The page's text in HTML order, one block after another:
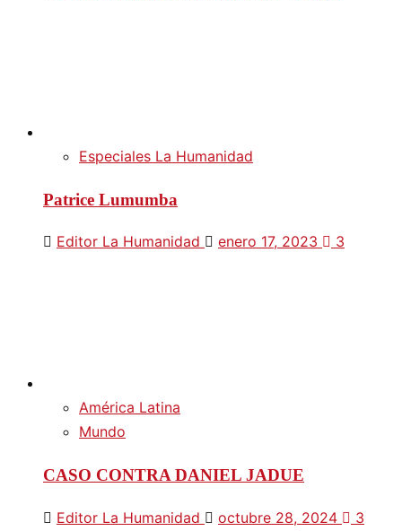
Especiales La Humanidad
Patrice Lumumba
Editor La Humanidad enero 17, 2023 3
América Latina
Mundo
CASO CONTRA DANIEL JADUE
Editor La Humanidad octubre 28, 2024 3